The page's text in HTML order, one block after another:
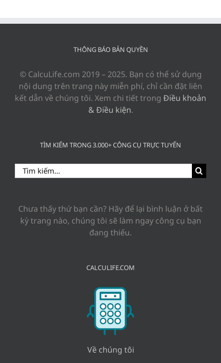
THÔNG BÁO BẢN QUYỀN
© CalcuLife.com 2019 – 2025. Bạn có thể sử dụng
nội dung trên trang này miễn phí, chỉ cần đặt liên
kết dẫn về chúng tôi. Xem chi tiết trong Điều khoản
& Điều kiện.
TÌM KIẾM TRONG 3.000+ CÔNG CỤ TRỰC TUYẾN
Search
for:
Chưa thấy thứ bạn cần? Hãy để lại bình luận ở bất
kỳ trang nào, chúng tôi sẽ làm ngay công cụ bạn
đang thiếu.
CALCULIFE.COM
Về chúng tôi